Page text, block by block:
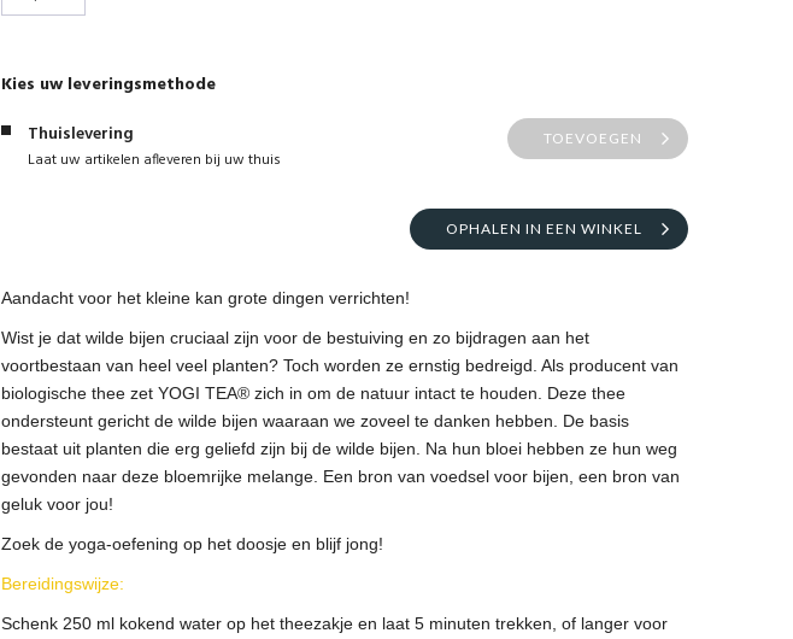
Kies uw leveringsmethode
Thuislevering
Laat uw artikelen afleveren bij uw thuis
TOEVOEGEN
OPHALEN IN EEN WINKEL
Aandacht voor het kleine kan grote dingen verrichten!
Wist je dat wilde bijen cruciaal zijn voor de bestuiving en zo bijdragen aan het
voortbestaan van heel veel planten? Toch worden ze ernstig bedreigd. Als producent van
biologische thee zet YOGI TEA® zich in om de natuur intact te houden. Deze thee
ondersteunt gericht de wilde bijen waaraan we zoveel te danken hebben. De basis
bestaat uit planten die erg geliefd zijn bij de wilde bijen. Na hun bloei hebben ze hun weg
gevonden naar deze bloemrijke melange. Een bron van voedsel voor bijen, een bron van
geluk voor jou!
Zoek de yoga-oefening op het doosje en blijf jong!
Bereidingswijze:
Schenk 250 ml kokend water op het theezakje en laat 5 minuten trekken, of langer voor